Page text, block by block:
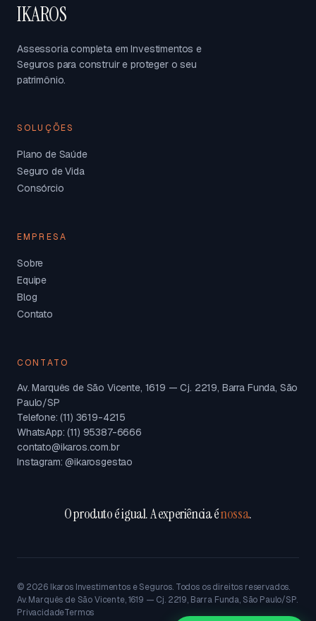
IKAROS
Assessoria completa em Investimentos e
Seguros para construir e proteger o seu
patrimônio.
SOLUÇÕES
Plano de Saúde
Seguro de Vida
Consórcio
EMPRESA
Sobre
Equipe
Blog
Contato
CONTATO
Av. Marquês de São Vicente, 1619 — Cj. 2219, Barra Funda, São
Paulo/SP
Telefone: (11) 3619-4215
WhatsApp: (11) 95387-6666
contato@ikaros.com.br
Instagram: @ikarosgestao
O produto é igual. A experiência énossa.
© 2026 Ikaros Investimentos e Seguros. Todos os direitos reservados.
Av. Marquês de São Vicente, 1619 — Cj. 2219, Barra Funda, São Paulo/SP.
PrivacidadeTermos